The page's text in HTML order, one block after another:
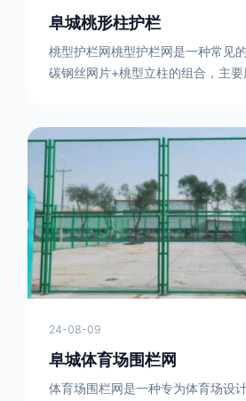
阜城桃形柱护栏
桃型护栏网桃型护栏网是一种常见
碳钢丝网片+桃型立柱的组合，主
型，安装方便。桃型护栏网的安装
17631598285根色谱柱，然后将网
上，然后将第二根色谱柱钩在网格
然后类推，一套一套的安装即可。
会损坏油漆表面 。桃型护栏网使
24-08-09
阜城体育场围栏网
体育场围栏网是一种专为体育场设